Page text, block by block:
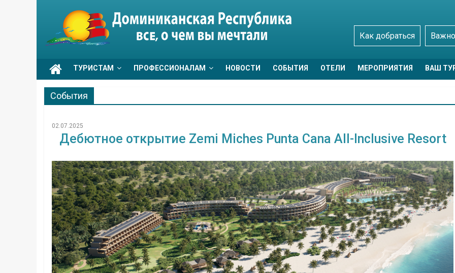
Go
Dominicana
Как добраться
ТУРИСТАМ ПРОФЕССИОНАЛАМ НОВОСТИ СОБЫТИЯ ОТЕЛИ МЕРОПРИЯТИЯ ВАШ
События
02.07.2025
Дебютное открытие Zemi Miches Punta Cana All-Inclusive Resort